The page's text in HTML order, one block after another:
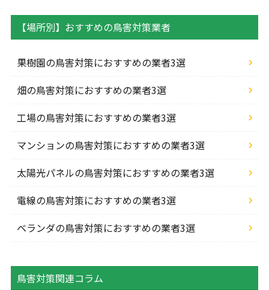
【場所別】おすすめの鳥害対策業者
果樹園の鳥害対策におすすめの業者3選
畑の鳥害対策におすすめの業者3選
工場の鳥害対策におすすめの業者3選
マンションの鳥害対策におすすめの業者3選
太陽光パネルの鳥害対策におすすめの業者3選
電線の鳥害対策におすすめの業者3選
ベランダの鳥害対策におすすめの業者3選
鳥害対策関連コラム